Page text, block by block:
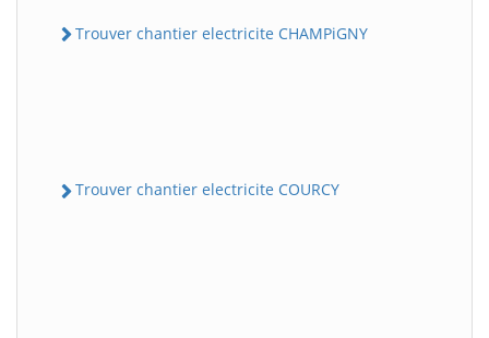
Trouver chantier electricite CHAMPiGNY
Trouver chantier electricite COURCY